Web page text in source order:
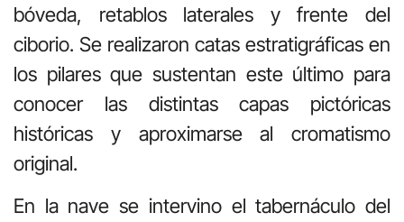
bóveda, retablos laterales y frente del
ciborio. Se realizaron catas estratigráficas en
los pilares que sustentan este último para
conocer las distintas capas pictóricas
históricas y aproximarse al cromatismo
original.
En la nave se intervino el tabernáculo del